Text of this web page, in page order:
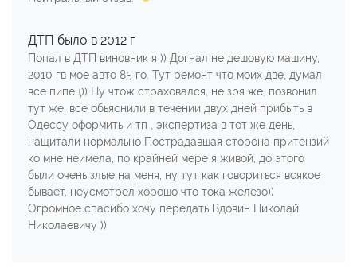
ДТП было в 2012 г
Попал в ДТП виновник я )) Догнал не дешовую машину,
2010 гв мое авто 85 го. Тут ремонт что моих две, думал
все пипец)) Ну чтож страховался, не зря же, позвонил
тут же, все обьяснили в течении двух дней прибыть в
Одессу оформить и тп , экспертиза в тот же день,
нащитали нормально Пострадавшая сторона притензий
ко мне неимела, по крайней мере я живой, до этого
были очень злые на меня, ну тут как говориться всякое
бывает, неусмотрел хорошо что тока железо))
Огромное спасибо хочу передать Вдовин Николай
Николаевичу ))